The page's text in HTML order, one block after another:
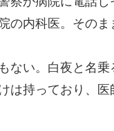
の内科医。その
ない。白夜と名
持っており、医